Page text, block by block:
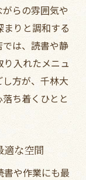
らの雰囲気や
りと調和する
は、読書や静
入れたメニュ
方が、千林大
ち着くひとと
適な空間
や作業にも最